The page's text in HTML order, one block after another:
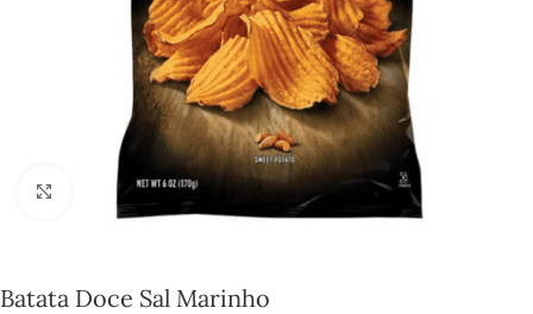
Click to enlarge
Batata Doce Sal Marinho